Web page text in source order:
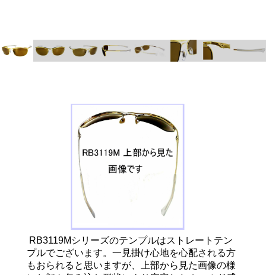
RB3119Mシリーズのテンプルはストレートテン
プルでございます。一見掛け心地を心配される方
もおられると思いますが、上部から見た画像の様